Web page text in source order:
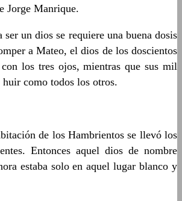
Jorge Manrique.
un dios se requiere una buena dosis
a Mateo, el dios de los doscientos
los tres ojos, mientras que sus mil
como todos los otros.
de los Hambrientos se llevó los
Entonces aquel dios de nombre
estaba solo en aquel lugar blanco y